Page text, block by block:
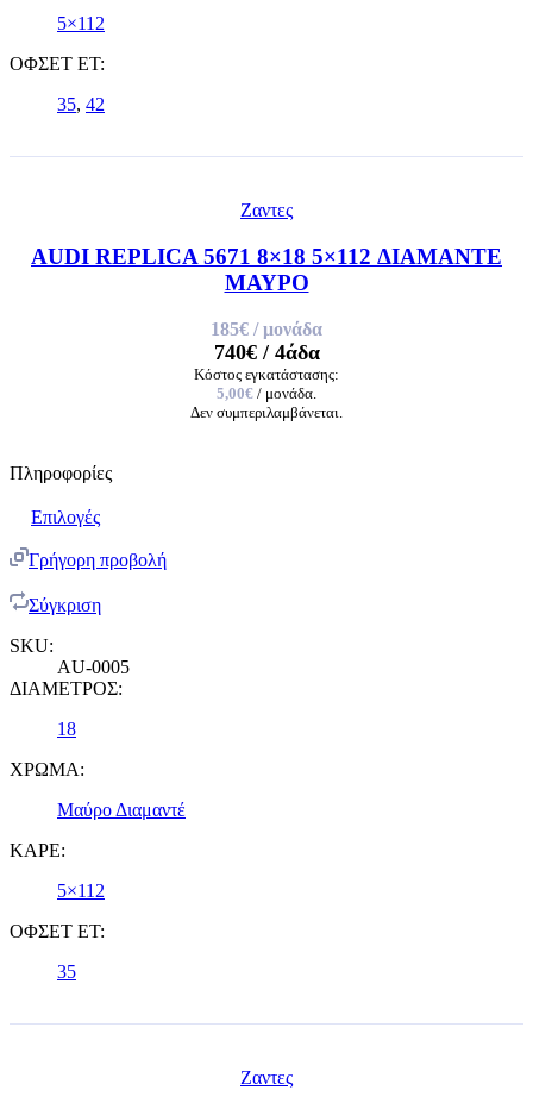
5×112
ΟΦΣΕΤ ET:
35, 42
Ζαντες
AUDI REPLICA 5671 8×18 5×112 ΔΙΑΜΑΝΤΕ
ΜΑΥΡΟ
185€ / μονάδα
740€/ 4άδα
Κόστος εγκατάστασης:
5,00€ / μονάδα.
Δεν συμπεριλαμβάνεται.
Πληροφορίες
Επιλογές
Γρήγορη προβολή
Σύγκριση
SKU:
AU-0005
ΔΙΑΜΕΤΡΟΣ:
18
ΧΡΩΜΑ:
Μαύρο Διαμαντέ
ΚΑΡΕ:
5×112
ΟΦΣΕΤ ET:
35
Ζαντες